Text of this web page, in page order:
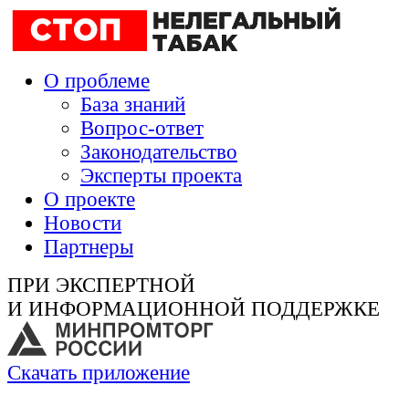
О проблеме
База знаний
Вопрос-ответ
Законодательство
Эксперты проекта
О проекте
Новости
Партнеры
ПРИ ЭКСПЕРТНОЙ
И ИНФОРМАЦИОННОЙ ПОДДЕРЖКЕ
Скачать приложение